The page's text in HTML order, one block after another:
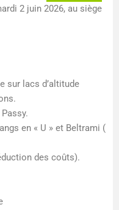
2 juin 2026, au siège
sur lacs d’altitude
en « U » et Beltrami (
des coûts).